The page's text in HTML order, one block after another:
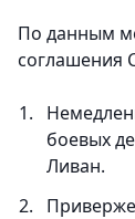
По данным
соглашения
боевых
Ливан.